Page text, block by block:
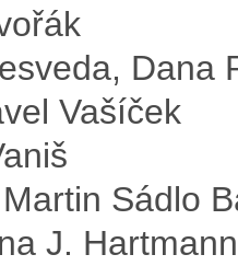
Dana
Vašíček
Sádlo
J.